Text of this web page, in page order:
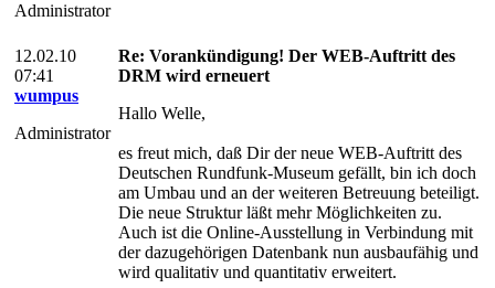
Administrator
12.02.10
07:41
wumpus
Administrator
Re: Vorankündigung! Der WEB-Auftritt des
DRM wird erneuert
Hallo Welle,
es freut mich, daß Dir der neue WEB-Auftritt des
Deutschen Rundfunk-Museum gefällt, bin ich doch
am Umbau und an der weiteren Betreuung beteiligt.
Die neue Struktur läßt mehr Möglichkeiten zu.
Auch ist die Online-Ausstellung in Verbindung mit
der dazugehörigen Datenbank nun ausbaufähig und
wird qualitativ und quantitativ erweitert.